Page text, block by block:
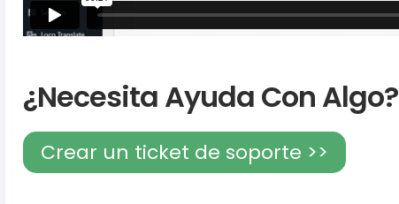
¿Necesita Ayuda Con Algo?
Crear un ticket de soporte >>